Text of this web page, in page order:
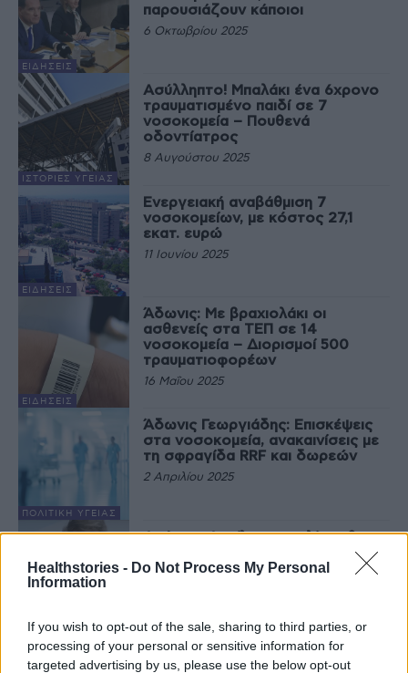
Healthstories - Do Not Process My Personal
Information
If you wish to opt-out of the sale, sharing to third parties, or
processing of your personal or sensitive information for
targeted advertising by us, please use the below opt-out
ΕΙΔΉΣΕΙΣ
παρουσιάζουν κάποιοι
6 Οκτωβρίου 2025
ΙΣΤΟΡΊΕΣ ΥΓΕΊΑΣ
Ασύλληπτο! Μπαλάκι ένα 6χρονο
τραυματισμένο παιδί σε 7
νοσοκομεία – Πουθενά
οδοντίατρος
8 Αυγούστου 2025
ΕΙΔΉΣΕΙΣ
Ενεργειακή αναβάθμιση 7
νοσοκομείων, με κόστος 27,1
εκατ. ευρώ
11 Ιουνίου 2025
ΕΙΔΉΣΕΙΣ
Άδωνις: Με βραχιολάκι οι
ασθενείς στα ΤΕΠ σε 14
νοσοκομεία – Διορισμοί 500
τραυματιοφορέων
16 Μαΐου 2025
ΠΟΛΙΤΙΚΉ ΥΓΕΊΑΣ
Άδωνις Γεωργιάδης: Επισκέψεις
στα νοσοκομεία, ανακαινίσεις με
τη σφραγίδα RRF και δωρεών
2 Απριλίου 2025
ΕΙΔΉΣΕΙΣ
Από τον Απρίλιο, οι πολίτες θα
νοσοκομεία – Τι δήλωσε ο Κ.
Γέφυρα ζωής από την Ελλάδα για
τα παιδιά της Γάζας